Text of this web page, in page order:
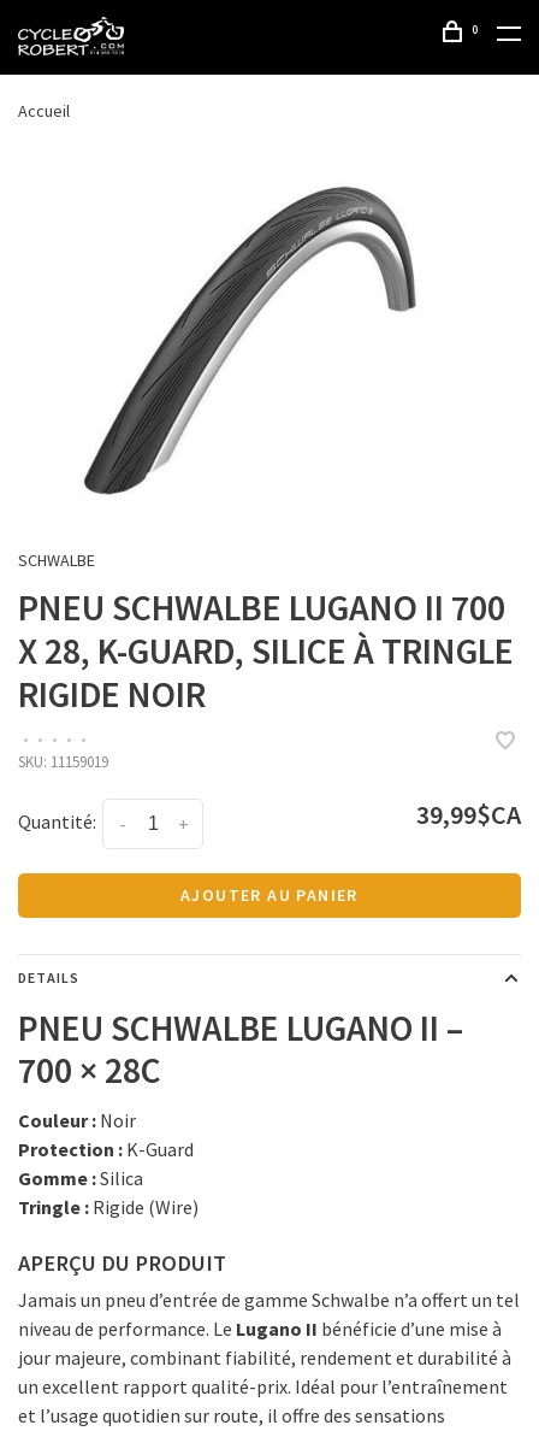
0
Accueil
SCHWALBE
PNEU SCHWALBE LUGANO II 700
X 28, K-GUARD, SILICE À TRINGLE
RIGIDE NOIR
• • • • •
SKU: 11159019
Quantité: +
- 39,99$CA
AJOUTER AU PANIER
DETAILS
PNEU SCHWALBE LUGANO II –
700 × 28C
Couleur : Noir
Protection : K-Guard
Gomme :Silica
Tringle : Rigide (Wire)
APERÇU DU PRODUIT
Jamais un pneu d’entrée de gamme Schwalbe n’a offert un tel
niveau de performance. Le Lugano II bénéficie d’une mise à
jour majeure, combinant fiabilité, rendement et durabilité à
un excellent rapport qualité-prix. Idéal pour l’entraînement
et l’usage quotidien sur route, il offre des sensations